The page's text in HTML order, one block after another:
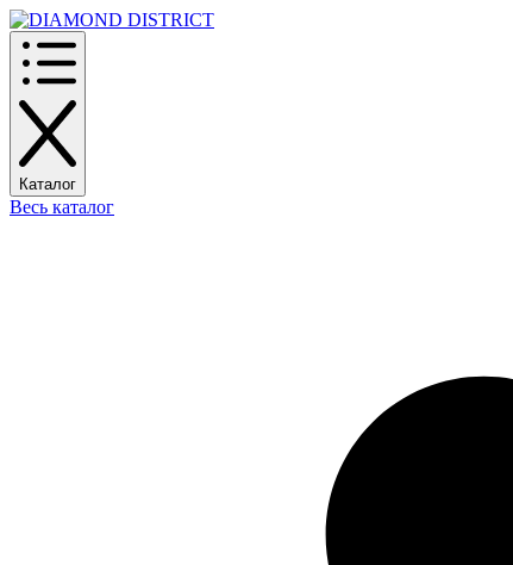
Каталог
Весь каталог